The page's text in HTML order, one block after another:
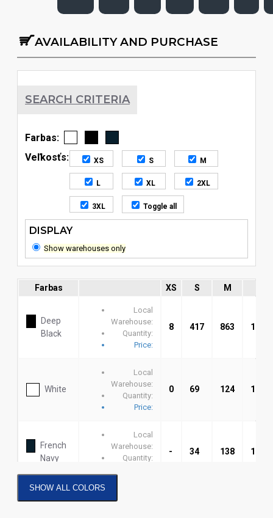
AVAILABILITY AND PURCHASE
SEARCH CRITERIA
Farbas:
Veľkosťs:
XS S M
L XL 2XL
3XL Toggle all
DISPLAY
Show warehouses only
Farbas XS S M
Deep
Black
Local
Warehouse:
Quantity:
Price:
8 417 863 1145
White
Local
Warehouse:
Quantity:
Price:
0 69 124 119
French
Navy
Local
Warehouse:
Quantity:
- 34 138 161
SHOW ALL COLORS